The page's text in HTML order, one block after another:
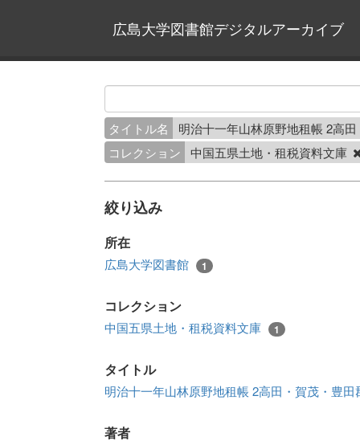
広島大学図書館デジタルアーカイブ
タイトル名
明治十一年山林原野地租帳 2高
コレクション
中国五県土地・租税資料文庫
絞り込み
所在
広島大学図書館 1
コレクション
中国五県土地・租税資料文庫 1
タイトル
明治十一年山林原野地租帳 2高田・賀茂・豊
著者